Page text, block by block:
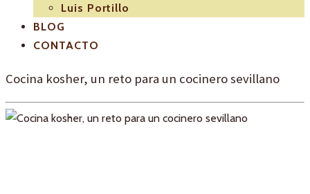
Luis Portillo
BLOG
CONTACTO
Cocina kosher, un reto para un cocinero sevillano